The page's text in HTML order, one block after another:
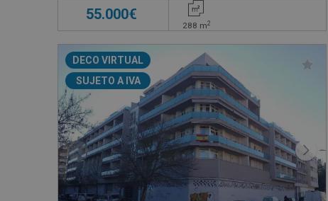
55.000€
288 m2
DECO VIRTUAL
SUJETO A IVA